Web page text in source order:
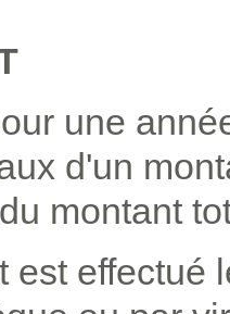
une
d'un
montant
est effectué